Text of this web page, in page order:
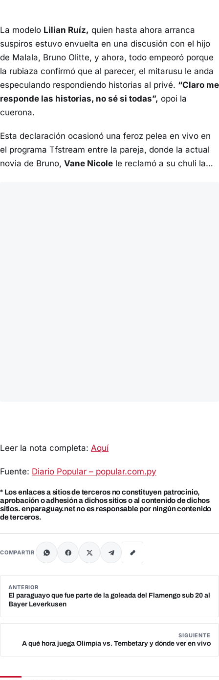
La modelo Lilian Ruíz, quien hasta ahora arranca
suspiros estuvo envuelta en una discusión con el hijo
de Malala, Bruno Olitte, y ahora, todo empeoró porque
la rubiaza confirmó que al parecer, el mitarusu le anda
especulando respondiendo historias al privé. “Claro me
responde las historias, no sé si todas”, opoi la
cuerona.
Esta declaración ocasionó una feroz pelea en vivo en
el programa Tfstream entre la pareja, donde la actual
novia de Bruno, Vane Nicole le reclamó a su chuli la…
Leer la nota completa: Aquí
Fuente: Diario Popular – popular.com.py
* Los enlaces a sitios de terceros no constituyen patrocinio,
aprobación o adhesión a dichos sitios o al contenido de dichos
sitios. enparaguay.net no es responsable por ningún contenido
de terceros.
COMPARTIR
ANTERIOR
El paraguayo que fue parte de la goleada del Flamengo sub 20 al
Bayer Leverkusen
SIGUIENTE
A qué hora juega Olimpia vs. Tembetary y dónde ver en vivo